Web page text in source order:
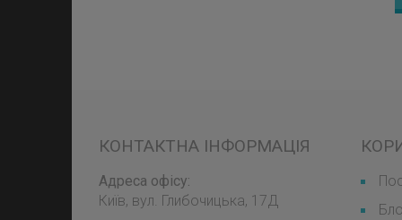
КОНТАКТНА ІНФОРМАЦІЯ
Адреса офісу:
Київ, вул. Глибочицька, 17Д